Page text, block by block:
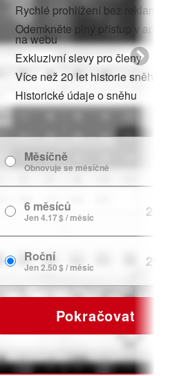
Rychlé prohlížení bez reklam
Odemkněte plný přístup v aplikaci i
na webu
Exkluzivní slevy pro členy
Více než 20 let historie sněhu
Historické údaje o sněhu
Měsíčně
Obnovuje se měsíčně
6 měsíců
Jen 4.17 $ / měsíc 24.99 $
Roční
Jen 2.50 $ / měsíc 29.99 $
Pokračovat